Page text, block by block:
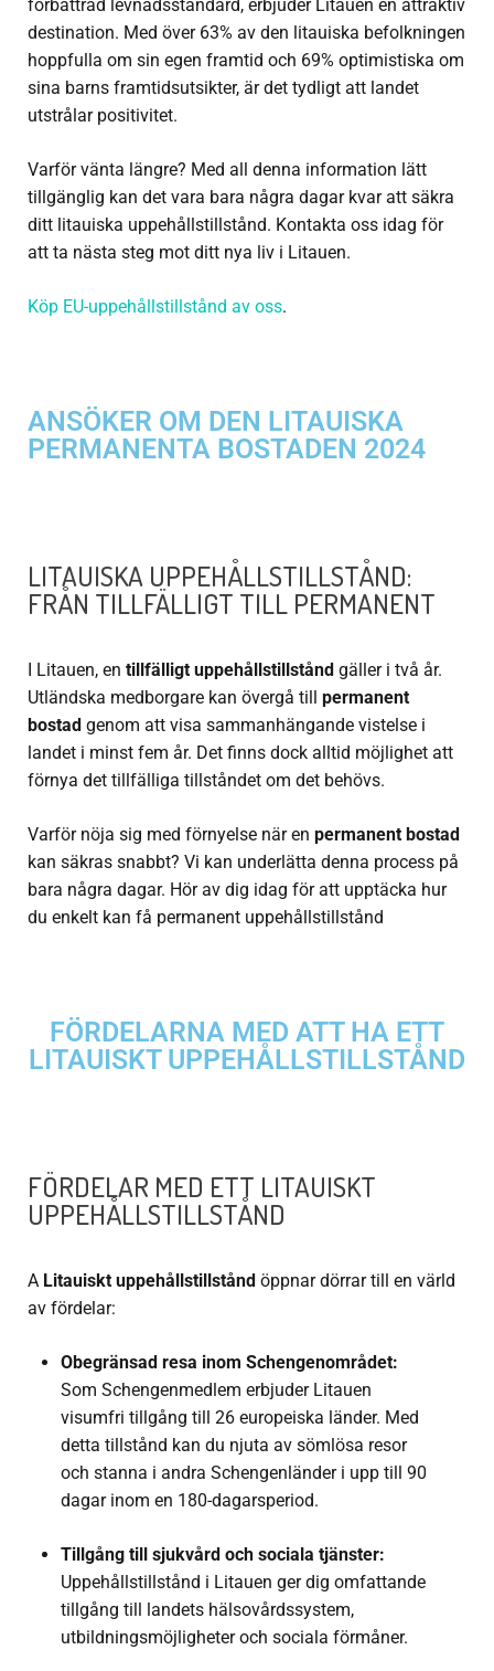
förbättrad levnadsstandard, erbjuder Litauen en attraktiv
destination. Med över 63% av den litauiska befolkningen
hoppfulla om sin egen framtid och 69% optimistiska om
sina barns framtidsutsikter, är det tydligt att landet
utstrålar positivitet.
Varför vänta längre? Med all denna information lätt
tillgänglig kan det vara bara några dagar kvar att säkra
ditt litauiska uppehållstillstånd. Kontakta oss idag för
att ta nästa steg mot ditt nya liv i Litauen.
Köp EU-uppehållstillstånd av oss.
ANSÖKER OM DEN LITAUISKA
PERMANENTA BOSTADEN 2024
LITAUISKA UPPEHÅLLSTILLSTÅND:
FRÅN TILLFÄLLIGT TILL PERMANENT
I Litauen, en tillfälligt uppehållstillstånd gäller i två år.
Utländska medborgare kan övergå till permanent
bostad genom att visa sammanhängande vistelse i
landet i minst fem år. Det finns dock alltid möjlighet att
förnya det tillfälliga tillståndet om det behövs.
Varför nöja sig med förnyelse när en permanent bostad
kan säkras snabbt? Vi kan underlätta denna process på
bara några dagar. Hör av dig idag för att upptäcka hur
du enkelt kan få permanent uppehållstillstånd
FÖRDELARNA MED ATT HA ETT
LITAUISKT UPPEHÅLLSTILLSTÅND
FÖRDELAR MED ETT LITAUISKT
UPPEHÅLLSTILLSTÅND
A Litauiskt uppehållstillstånd öppnar dörrar till en värld
av fördelar:
Obegränsad resa inom Schengenområdet:
Som Schengenmedlem erbjuder Litauen
visumfri tillgång till 26 europeiska länder. Med
detta tillstånd kan du njuta av sömlösa resor
och stanna i andra Schengenländer i upp till 90
dagar inom en 180-dagarsperiod.
Tillgång till sjukvård och sociala tjänster:
Uppehållstillstånd i Litauen ger dig omfattande
tillgång till landets hälsovårdssystem,
utbildningsmöjligheter och sociala förmåner.